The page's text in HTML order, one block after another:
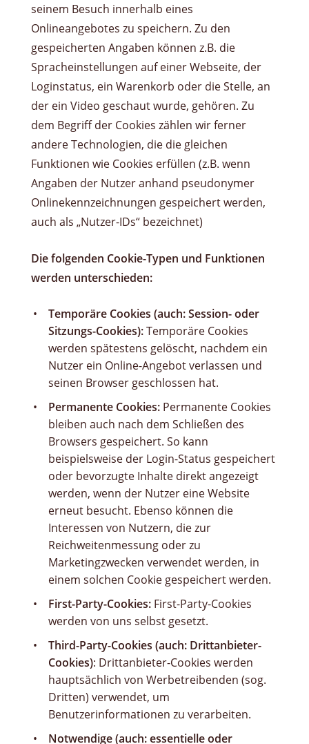
seinem Besuch innerhalb eines
Onlineangebotes zu speichern. Zu den
gespeicherten Angaben können z.B. die
Spracheinstellungen auf einer Webseite, der
Loginstatus, ein Warenkorb oder die Stelle, an
der ein Video geschaut wurde, gehören. Zu
dem Begriff der Cookies zählen wir ferner
andere Technologien, die die gleichen
Funktionen wie Cookies erfüllen (z.B. wenn
Angaben der Nutzer anhand pseudonymer
Onlinekennzeichnungen gespeichert werden,
auch als „Nutzer-IDs“ bezeichnet)
Die folgenden Cookie-Typen und Funktionen
werden unterschieden:
Temporäre Cookies (auch: Session- oder
Sitzungs-Cookies):Temporäre Cookies
werden spätestens gelöscht, nachdem ein
Nutzer ein Online-Angebot verlassen und
seinen Browser geschlossen hat.
Permanente Cookies: Permanente Cookies
bleiben auch nach dem Schließen des
Browsers gespeichert. So kann
beispielsweise der Login-Status gespeichert
oder bevorzugte Inhalte direkt angezeigt
werden, wenn der Nutzer eine Website
erneut besucht. Ebenso können die
Interessen von Nutzern, die zur
Reichweitenmessung oder zu
Marketingzwecken verwendet werden, in
einem solchen Cookie gespeichert werden.
First-Party-Cookies: First-Party-Cookies
werden von uns selbst gesetzt.
Third-Party-Cookies (auch: Drittanbieter-
Cookies): Drittanbieter-Cookies werden
hauptsächlich von Werbetreibenden (sog.
Dritten) verwendet, um
Benutzerinformationen zu verarbeiten.
Notwendige (auch: essentielle oder